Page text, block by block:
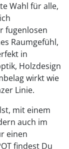
Wahl für alle,
fugenlosen
Raumgefühl,
in
Holzdesign
wirkt wie
Linie.
mit einem
auch im
einen
findest Du